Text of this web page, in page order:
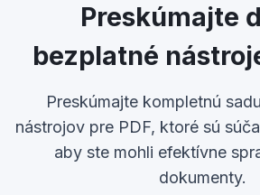
Preskúmajte
bezplatné
Preskúmajte kompletnú
nástrojov pre PDF, ktoré sú
aby ste mohli efektívne
dokumenty.